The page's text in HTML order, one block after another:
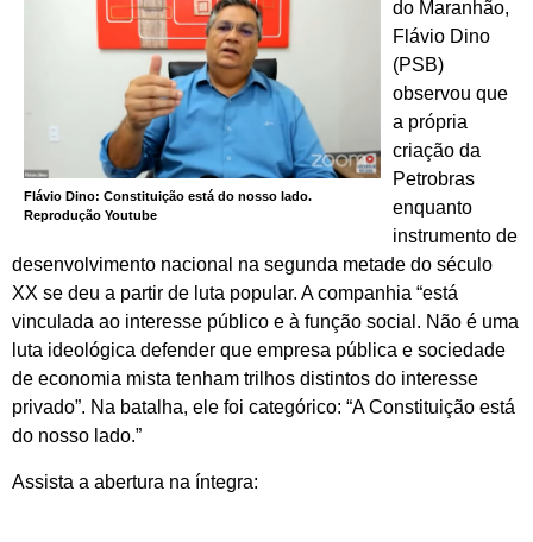
Flávio Dino: Constituição está do nosso lado.
Reprodução Youtube
do Maranhão,
Flávio Dino
(PSB)
observou que
a própria
criação da
Petrobras
enquanto
instrumento de
desenvolvimento nacional na segunda metade do século
XX se deu a partir de luta popular. A companhia “está
vinculada ao interesse público e à função social. Não é uma
luta ideológica defender que empresa pública e sociedade
de economia mista tenham trilhos distintos do interesse
privado”. Na batalha, ele foi categórico: “A Constituição está
do nosso lado.”
Assista a abertura na íntegra: